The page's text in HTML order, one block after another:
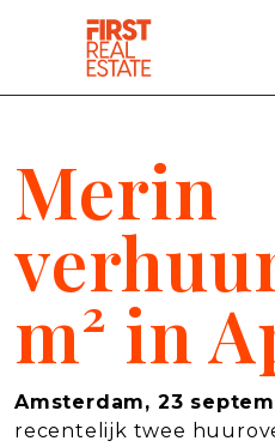
Merin
m² in
Amsterdam, 23
recentelijk twee